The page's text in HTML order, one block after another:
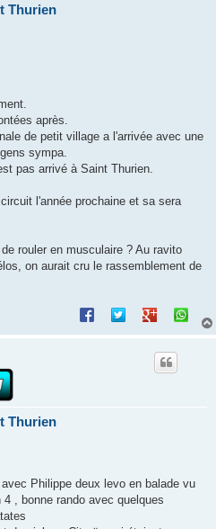
Thurien
après.
de petit village a l'arrivée avec une
sympa.
pas arrivé à Saint Thurien.
l'année prochaine et sa sera
rouler en musculaire ? Au ravito
on aurait cru le rassemblement de
Thurien
Philippe deux levo en balade vu
, bonne rando avec quelques